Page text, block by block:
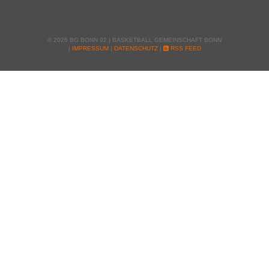
© 2026 BG BONN 92 | BASKETBALL GEMEINSCHAFT BONN
| IMPRESSUM| DATENSCHUTZ| RSS FEED